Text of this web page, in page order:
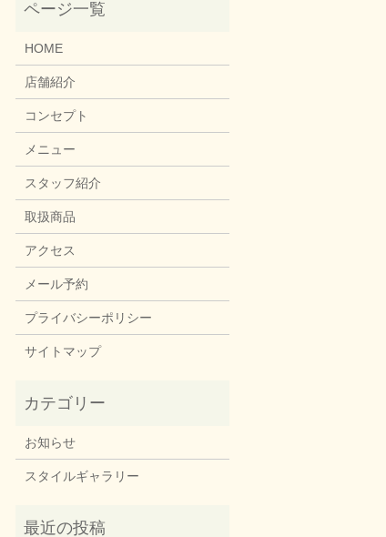
HOME
店舗紹介
コンセプト
メニュー
スタッフ紹介
取扱商品
アクセス
メール予約
プライバシーポリシー
サイトマップ
お知らせ
スタイルギャラリー